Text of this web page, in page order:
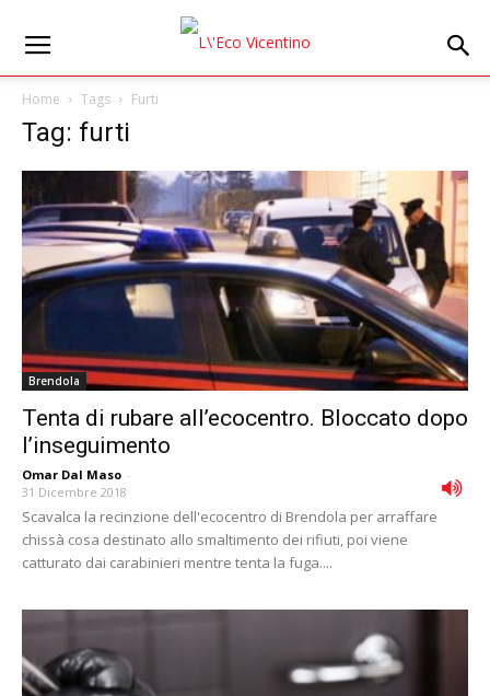
Home Tags Furti
Tag: furti
Brendola
Tenta di rubare all’ecocentro. Bloccato dopo
l’inseguimento
Omar Dal Maso -
31 Dicembre 2018
Scavalca la recinzione dell'ecocentro di Brendola per arraffare
chissà cosa destinato allo smaltimento dei rifiuti, poi viene
catturato dai carabinieri mentre tenta la fuga....